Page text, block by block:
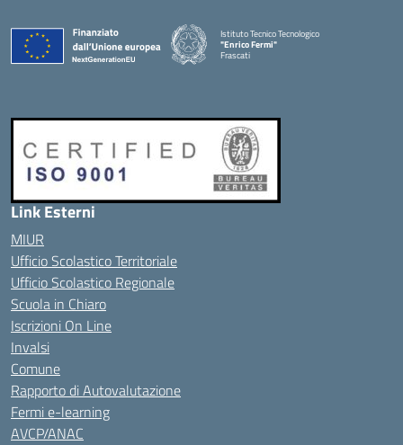
Istituto Tecnico Tecnologico
"Enrico Fermi"
Frascati
Link Esterni
MIUR
Ufficio Scolastico Territoriale
Ufficio Scolastico Regionale
Scuola in Chiaro
Iscrizioni On Line
Invalsi
Comune
Rapporto di Autovalutazione
Fermi e-learning
AVCP/ANAC